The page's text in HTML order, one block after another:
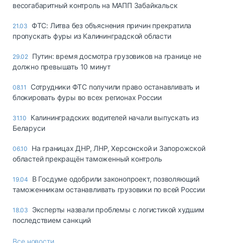
весогабаритный контроль на МАПП Забайкальск
21.03
ФТС: Литва без объяснения причин прекратила
пропускать фуры из Калининградской области
29.02 Путин: время досмотра грузовиков на границе не
должно превышать 10 минут
08.11
Сотрудники ФТС получили право останавливать и
блокировать фуры во всех регионах России
31.10
Калининградских водителей начали выпускать из
Беларуси
06.10
На границах ДНР, ЛНР, Херсонской и Запорожской
областей прекращён таможенный контроль
19.04
В Госдуме одобрили законопроект, позволяющий
таможенникам останавливать грузовики по всей России
18.03
Эксперты назвали проблемы с логистикой худшим
последствием санкций